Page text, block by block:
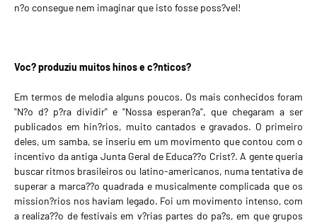
n?o consegue nem imaginar que isto fosse poss?vel!
Voc? produziu muitos hinos e c?nticos?
Em termos de melodia alguns poucos. Os mais conhecidos foram
"N?o d? p?ra dividir" e "Nossa esperan?a", que chegaram a ser
publicados em hin?rios, muito cantados e gravados. O primeiro
deles, um samba, se inseriu em um movimento que contou com o
incentivo da antiga Junta Geral de Educa??o Crist?. A gente queria
buscar ritmos brasileiros ou latino-americanos, numa tentativa de
superar a marca??o quadrada e musicalmente complicada que os
mission?rios nos haviam legado. Foi um movimento intenso, com
a realiza??o de festivais em v?rias partes do pa?s, em que grupos